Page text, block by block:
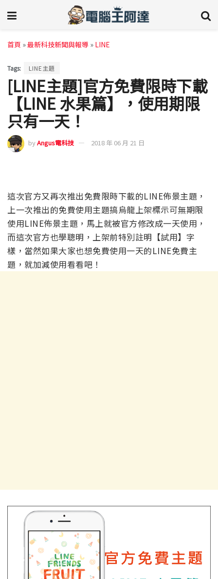
首頁 »最新科技新聞與報導 » LINE
Tags: LINE主題
[LINE主題]官方免費限時下載
【LINE 水果篇】，使用期限
只有一天！
byAngus電科技 2018 年 06 月 21 日
這次官方又再次推出免費限時下載的LINE佈景主題，
上一次推出的免費使用主題搞烏龍上架標示可無期限
使用LINE佈景主題，馬上就被官方修改成一天使用，
而這次官方也學聰明，上架前特別註明【試用】字
樣，當然如果大家也想免費使用一天的LINE免費主
題，就加減使用看看吧！